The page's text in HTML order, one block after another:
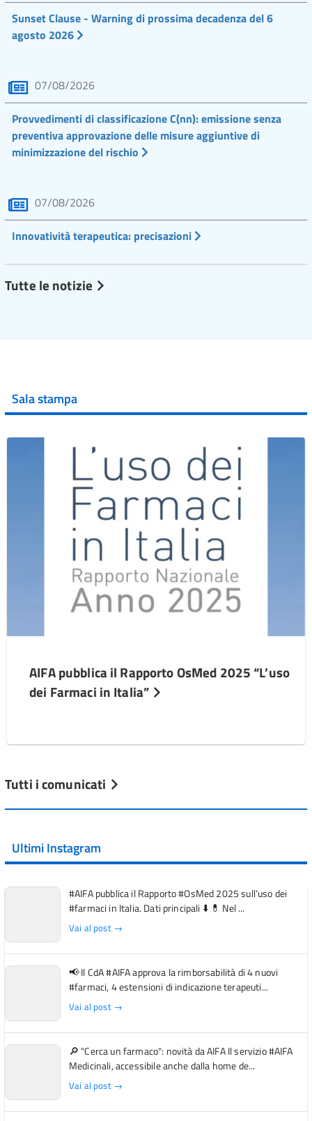
Sunset Clause - Warning di prossima decadenza del 6
agosto 2026
07/08/2026
Provvedimenti di classificazione C(nn): emissione senza
preventiva approvazione delle misure aggiuntive di
minimizzazione del rischio
07/08/2026
Innovatività terapeutica: precisazioni
Tutte le notizie
Sala stampa
AIFA pubblica il Rapporto OsMed 2025 “L’uso
dei Farmaci in Italia”
Tutti i comunicati
Ultimi Instagram
#AIFA pubblica il Rapporto #OsMed 2025 sull’uso dei
#farmaci in Italia. Dati principali ⬇️ 💊 Nel ...
Vai al post →
📢 Il CdA #AIFA approva la rimborsabilità di 4 nuovi
#farmaci, 4 estensioni di indicazione terapeuti...
Vai al post →
🔎 "Cerca un farmaco": novità da AIFA Il servizio #AIFA
Medicinali, accessibile anche dalla home de...
Vai al post →